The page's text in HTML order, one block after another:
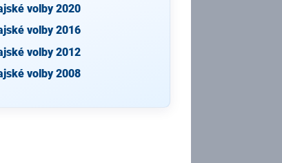
volby 2020
volby 2016
volby 2012
volby 2008